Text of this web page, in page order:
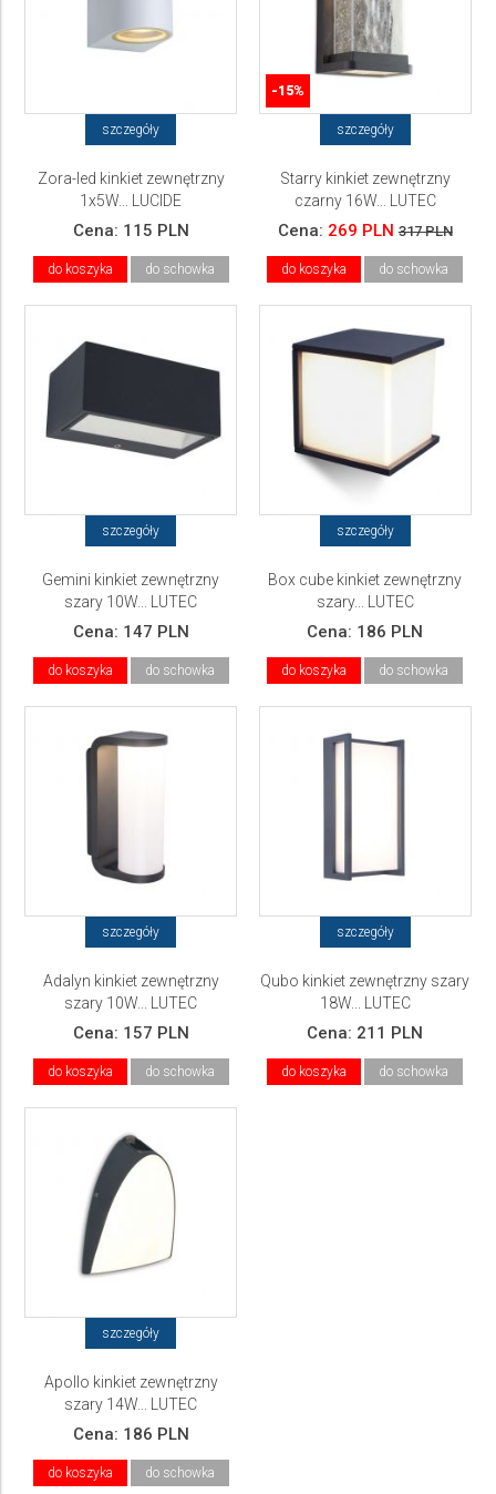
szczegóły
Zora-led kinkiet zewnętrzny
1x5W... LUCIDE
Cena: 115 PLN
do koszyka do schowka
-15%
szczegóły
Starry kinkiet zewnętrzny
czarny 16W... LUTEC
Cena: 269 PLN 317 PLN
do koszyka do schowka
szczegóły
Gemini kinkiet zewnętrzny
szary 10W... LUTEC
Cena: 147 PLN
do koszyka do schowka
szczegóły
Box cube kinkiet zewnętrzny
szary... LUTEC
Cena: 186 PLN
do koszyka do schowka
szczegóły
Adalyn kinkiet zewnętrzny
szary 10W... LUTEC
Cena: 157 PLN
do koszyka do schowka
szczegóły
Qubo kinkiet zewnętrzny szary
18W... LUTEC
Cena: 211 PLN
do koszyka do schowka
szczegóły
Apollo kinkiet zewnętrzny
szary 14W... LUTEC
Cena: 186 PLN
do koszyka do schowka